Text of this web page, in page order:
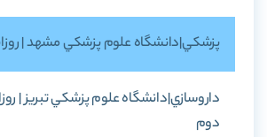
پزشکي|دانشگاه علوم پزشکي مشهد |
داروسازي|دانشگاه علوم پزشکي تبريز |
دوم